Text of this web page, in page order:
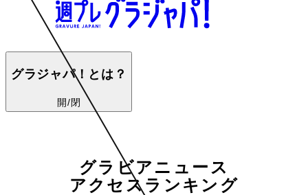
グラジャパ！とは？
開/閉
グラビアニュース
アクセスランキング